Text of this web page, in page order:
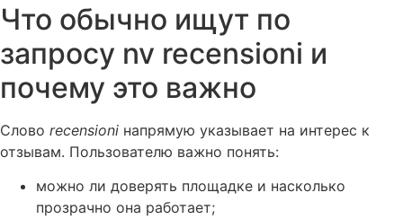
Что обычно ищут по
запросу nv recensioni и
почему это важно
Слово recensioni напрямую указывает на интерес к
отзывам. Пользователю важно понять:
можно ли доверять площадке и насколько
прозрачно она работает;